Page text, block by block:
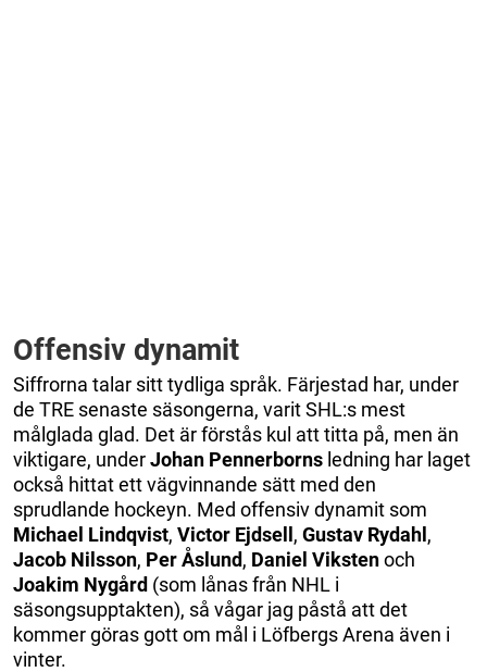
Offensiv dynamit
Siffrorna talar sitt tydliga språk. Färjestad har, under
de TRE senaste säsongerna, varit SHL:s mest
målglada glad. Det är förstås kul att titta på, men än
viktigare, underJohan Pennerborns ledning har laget
också hittat ett vägvinnande sätt med den
sprudlande hockeyn. Med offensiv dynamit som
Michael Lindqvist, Victor Ejdsell , Gustav Rydahl ,
Jacob Nilsson, PerÅslund, Daniel Vikstenoch
Joakim Nygård (som lånas från NHL i
säsongsupptakten), så vågar jag påstå att det
kommer göras gott om mål i Löfbergs Arena även i
vinter.